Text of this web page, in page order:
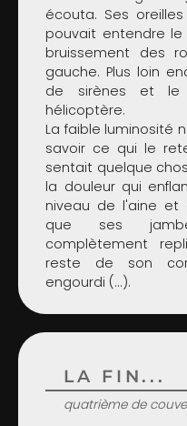
écouta. Ses
pouvait entendre
bruissement des
gauche. Plus loin
de sirènes et le
hélicoptère.
La faible luminosité
savoir ce qui le
sentait quelque
la douleur qui
niveau de l'aine et
que ses
complètement
reste de son
engourdi (...).
LA FIN...
quatrième de